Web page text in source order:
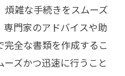
雑な手続きをスムーズ
専門家のアドバイスや助
全な書類を作成するこ
ズかつ迅速に行うこと